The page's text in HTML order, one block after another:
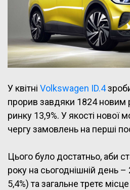
У квітні Volkswagen ID.4
прорив завдяки 1824 новим
ринку 13,9%. У якості нової
чергу замовлень на перші
Цього було достатньо, аби
року на сьогоднішній день
5,4%) та загальне третє